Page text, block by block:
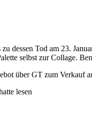
dessen Tod am 23.
selbst zur Collage.
über GT zum Verkauf
lesen